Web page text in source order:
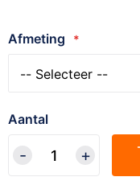
Afmeting
Aantal